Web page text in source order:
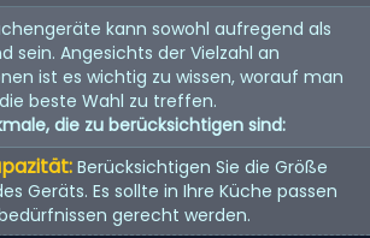
kann sowohl aufregend als
sein. Angesichts der Vielzahl an
ist es wichtig zu wissen, worauf man
beste Wahl zu treffen.
die zu berücksichtigen sind:
Berücksichtigen Sie die Größe
Geräts. Es sollte in Ihre Küche passen
gerecht werden.